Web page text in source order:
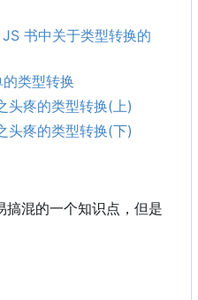
书中关于类型转换的
类型转换
头疼的类型转换(上)
头疼的类型转换(下)
搞混的一个知识点，但是